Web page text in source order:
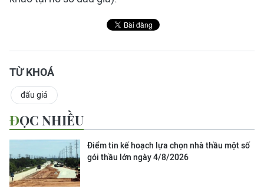
TỪ KHOÁ
đấu giá
ĐỌC NHIỀU
Điểm tin kế hoạch lựa chọn nhà thầu một số
gói thầu lớn ngày 4/8/2026